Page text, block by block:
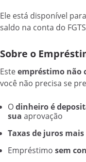
Ele está disponível
saldo na conta do
Sobre o
Esteempréstimo não
você não precisa se
Odinheiro é
sua aprovação
Taxas de juros
Empréstimo sem